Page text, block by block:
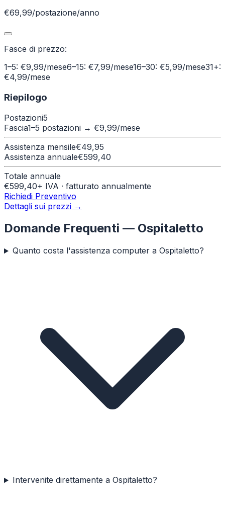
€69,99/postazione/anno
Fasce di prezzo:
1–5: €9,99/mese6–15: €7,99/mese16–30: €5,99/mese31+:
€4,99/mese
Riepilogo
Postazioni5
Fascia1–5 postazioni → €9,99/mese
Assistenza mensile€49,95
Assistenza annuale€599,40
Totale annuale
€599,40+ IVA · fatturato annualmente
Richiedi Preventivo
Dettagli sui prezzi →
Domande Frequenti — Ospitaletto
Quanto costa l'assistenza computer a Ospitaletto?
Intervenite direttamente a Ospitaletto?